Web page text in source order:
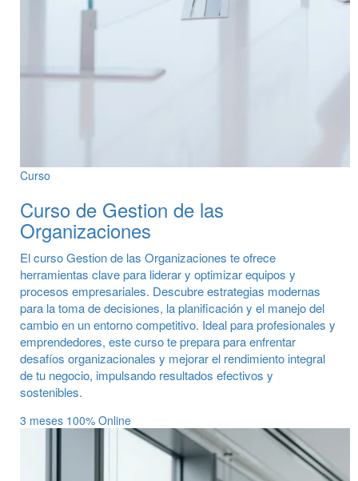
Curso
Curso de Gestion de las
Organizaciones
El curso Gestion de las Organizaciones te ofrece
herramientas clave para liderar y optimizar equipos y
procesos empresariales. Descubre estrategias modernas
para la toma de decisiones, la planificación y el manejo del
cambio en un entorno competitivo. Ideal para profesionales y
emprendedores, este curso te prepara para enfrentar
desafíos organizacionales y mejorar el rendimiento integral
de tu negocio, impulsando resultados efectivos y
sostenibles.
3 meses 100% Online